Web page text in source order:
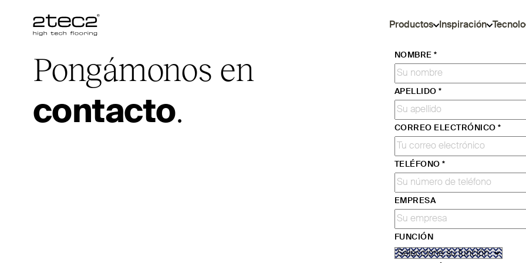
Primary Productos Inspiración
Pongámonos en
contacto.
NOMBRE*
APELLIDO*
CORREO ELECTRÓNICO*
TELÉFONO*
EMPRESA
FUNCIÓN